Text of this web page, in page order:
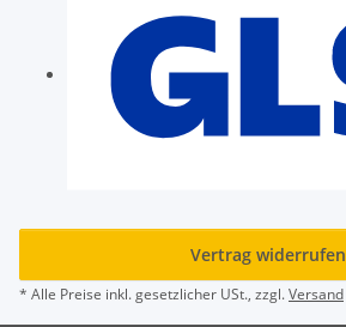
Vertrag widerrufen
* Alle Preise inkl. gesetzlicher USt., zzgl.Versand